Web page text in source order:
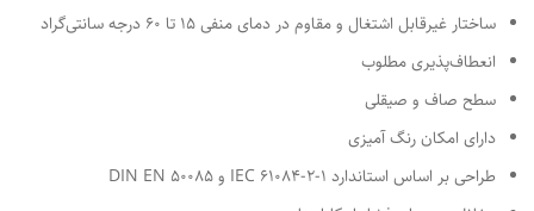
ساختار غیرقابل اشتغال و مقاوم در دمای منفی 15 تا 60 درجه سانتی‌گراد
انعطاف‌پذیری مطلوب
سطح صاف و صیقلی
دارای امکان رنگ آمیزی
طراحی بر اساس استاندارد IEC 61084-2-1 و 50085 DIN EN